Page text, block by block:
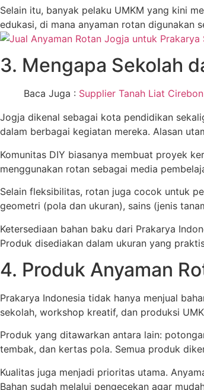
Selain itu, banyak pelaku UMKM yang kini
edukasi, di mana anyaman rotan digunakan
3. Mengapa Sekolah
Baca Juga : Supplier Tanah Liat
Jogja dikenal sebagai kota pendidikan
dalam berbagai kegiatan mereka. Alasan
Komunitas DIY biasanya membuat proyek
menggunakan rotan sebagai media
Selain fleksibilitas, rotan juga cocok untuk
geometri (pola dan ukuran), sains (jenis
Ketersediaan bahan baku dari Prakarya
Produk disediakan dalam ukuran yang
4. Produk Anyaman
Prakarya Indonesia tidak hanya menjual
sekolah, workshop kreatif, dan produksi
Produk yang ditawarkan antara lain:
tembak, dan kertas pola. Semua produk
Kualitas juga menjadi prioritas utama.
Bahan sudah melalui pengecekan agar